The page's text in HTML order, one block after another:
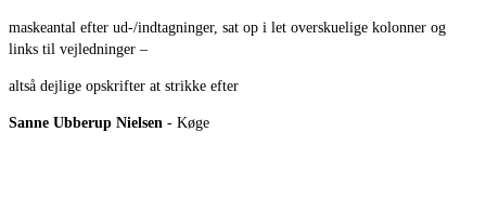
maskeantal efter ud-/indtagninger, sat op i let overskuelige kolonner og
links til vejledninger –
altså dejlige opskrifter at strikke efter
Sanne Ubberup Nielsen - Køge